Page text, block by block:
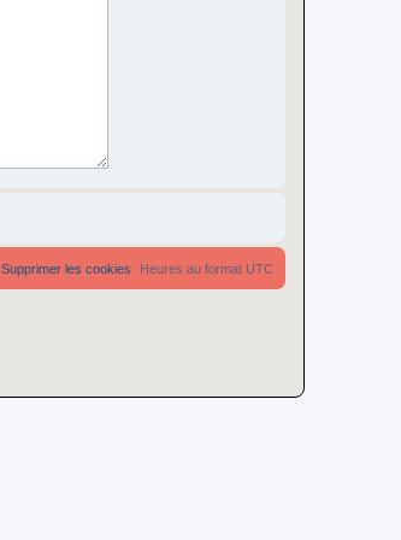
Heures au format UTC
Supprimer les cookies